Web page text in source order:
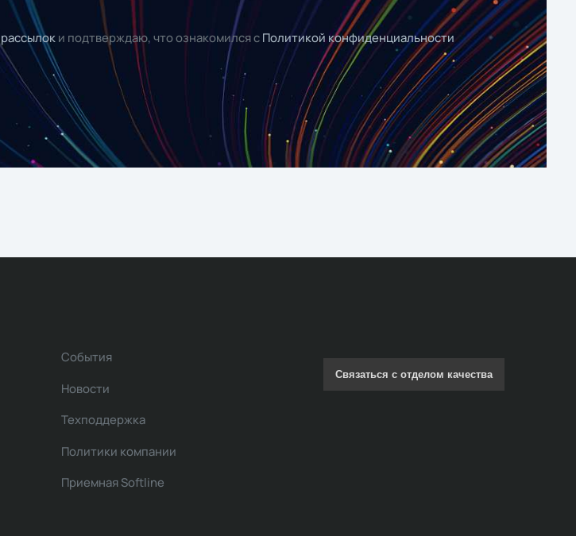
рассылок и подтверждаю, что ознакомился с Политикой конфиденциальности
События
Новости
Техподдержка
Политики компании
Приемная Softline
Связаться с отделом качества